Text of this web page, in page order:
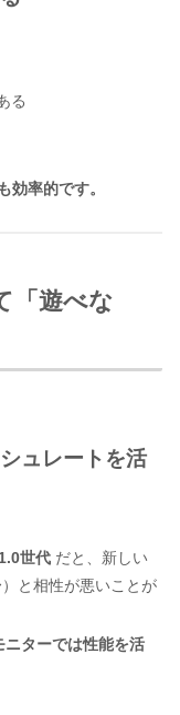
る
効率的です。
「遊べな
ュレートを活
世代だと、新しい
と相性が悪いことが
ニターでは性能を活